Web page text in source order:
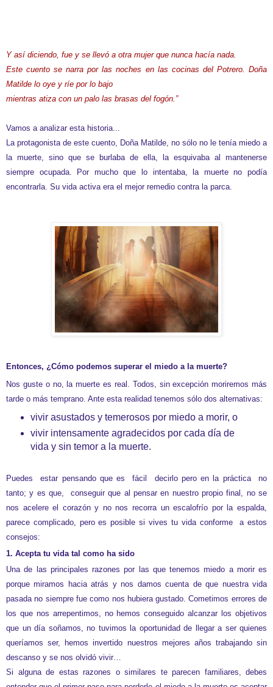
Y así diciendo, fue y se llevó a otra mujer que nunca hacía nada.
Este cuento se narra por las noches en las cocinas del Potrero. Doña
Matilde lo oye y ríe por lo bajo
mientras atiza con un palo las brasas del fogón.”
Vamos a analizar esta historia...
La protagonista de este cuento, Doña Matilde, no sólo no le tenía miedo a
la muerte, sino que se burlaba de ella, la esquivaba al mantenerse
siempre ocupada. Por mucho que lo intentaba, la muerte no podía
encontrarla. Su vida activa era el mejor remedio contra la parca.
Entonces, ¿Cómo podemos superar el miedo a la muerte?
Nos guste o no, la muerte es real. Todos, sin excepción moriremos más
tarde o más temprano. Ante esta realidad tenemos sólo dos alternativas:
vivir asustados y temerosos por miedo a morir, o
vivir intensamente agradecidos por cada día de
vida y sin temor a la muerte.
Puedes estar pensando que es fácil decirlo pero en la práctica no
tanto; y es que, conseguir que al pensar en nuestro propio final, no se
nos acelere el corazón y no nos recorra un escalofrío por la espalda,
parece complicado, pero es posible si vives tu vida conforme a estos
consejos:
1. Acepta tu vida tal como ha sido
Una de las principales razones por las que tenemos miedo a morir es
porque miramos hacia atrás y nos damos cuenta de que nuestra vida
pasada no siempre fue como nos hubiera gustado. Cometimos errores de
los que nos arrepentimos, no hemos conseguido alcanzar los objetivos
que un día soñamos, no tuvimos la oportunidad de llegar a ser quienes
queríamos ser, hemos invertido nuestros mejores años trabajando sin
descanso y se nos olvidó vivir…
Si alguna de estas razones o similares te parecen familiares, debes